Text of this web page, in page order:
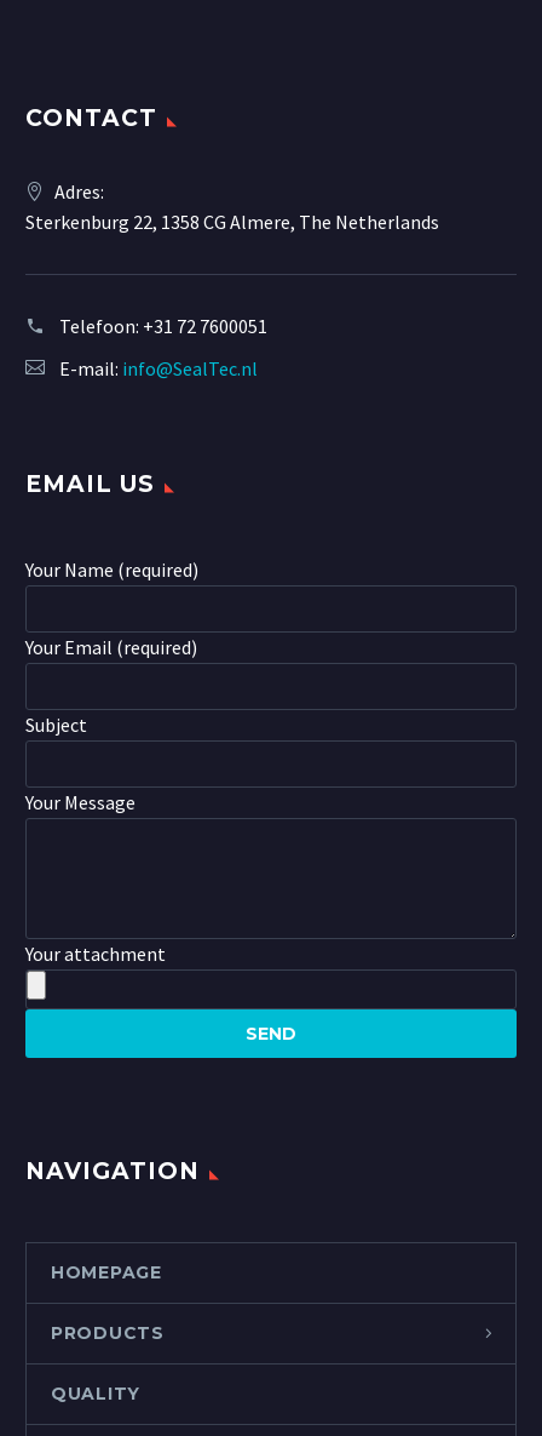
CONTACT
Adres:
Sterkenburg 22, 1358 CG Almere, The Netherlands
Telefoon: +31 72 7600051
E-mail: info@SealTec.nl
EMAIL US
Your Name (required)
Your Email (required)
Subject
Your Message
Your attachment
NAVIGATION
HOMEPAGE
PRODUCTS
QUALITY